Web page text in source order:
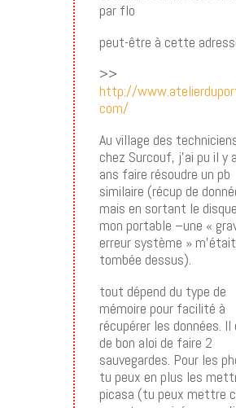
par flo
peut-être à cette
>>
http://
com/
Au village des
chez Surcouf, j’ai pu il y
ans faire résoudre un pb
similaire (récup de
mais en sortant le
mon portable –une «
erreur système » m’était
tombée dessus).
tout dépend du type de
mémoire pour facilité à
récupérer les données.
de bon aloi de faire 2
sauvegardes. Pour les
tu peux en plus les
picasa (tu peux mettre